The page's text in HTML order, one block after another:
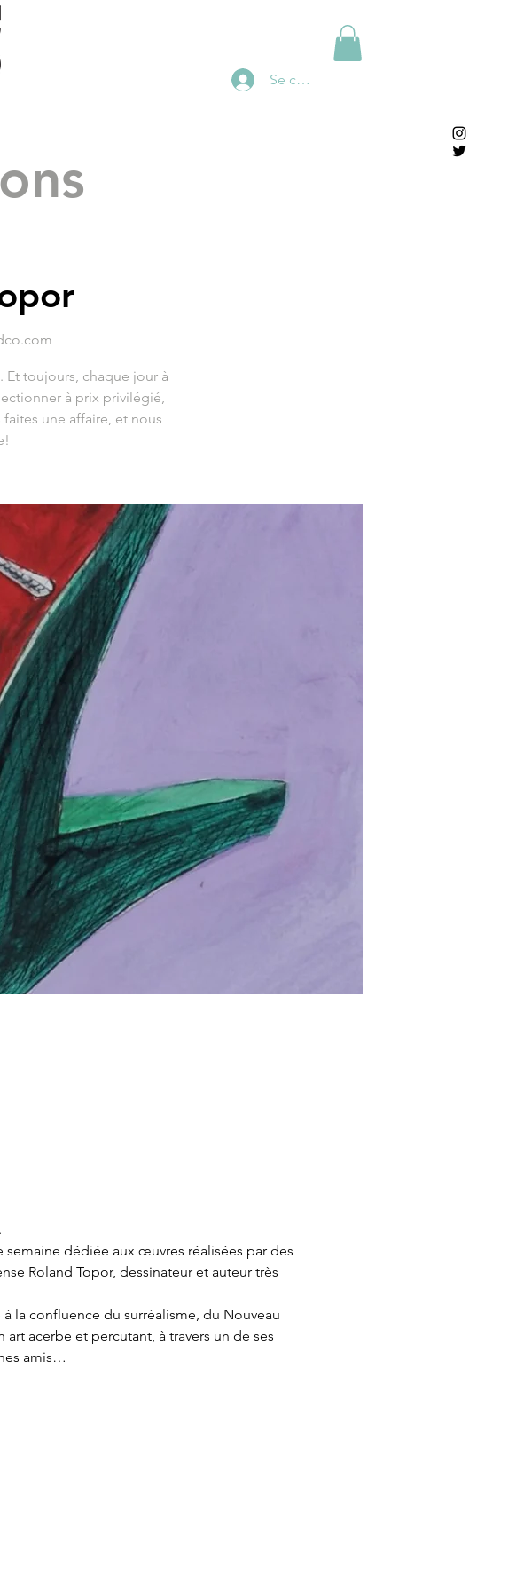
Se connecter
Et toujours, chaque jour à
à prix privilégié,
une affaire, et nous
dédiée aux œuvres réalisées par des
Roland Topor, dessinateur et auteur très
la confluence du surréalisme, du Nouveau
acerbe et percutant, à travers un de ses
amis…